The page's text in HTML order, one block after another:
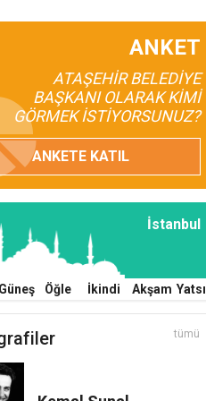
ANKET
ATAŞEHİR BELEDİYE
BAŞKANI OLARAK KİMİ
GÖRMEK İSTİYORSUNUZ?
ANKETE KATIL
İstanbul
Güneş Öğle İkindi Akşam Yatsı
tümü